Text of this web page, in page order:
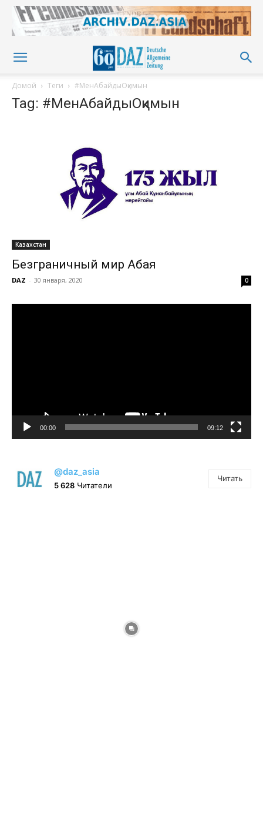
Домой Теги #МенАбайдыОқимын
Tag: #МенАбайдыОқимын
Казахстан
Безграничный мир Абая
DAZ - 30 января, 2020 0
00:00 09:12
@daz_asia
5 628 Читатели
Читать